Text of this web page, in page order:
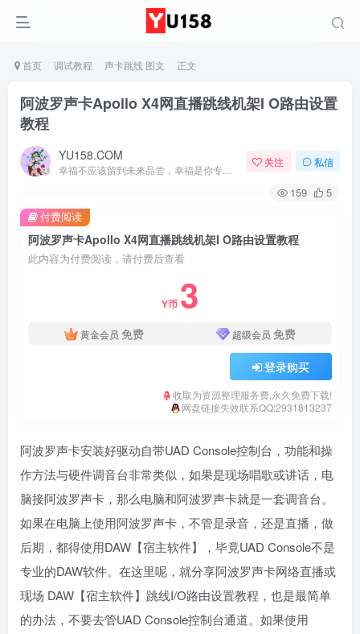
首页 调试教程 声卡跳线 图文 正文
阿波罗声卡Apollo X4网直播跳线机架I O路由设置
教程
YU158.COM 关注 私信
159 5
阿波罗声卡Apollo X4网直播跳线机架I O路由设置教程
此内容为付费阅读，请付费后查看
Y币 3
黄金会员 免费 超级会员 免费
登录购买
收取为资源整理服务费,永久免费下载!
网盘链接失效联系QQ:2931813237
付费阅读
阿波罗声卡安装好驱动自带UAD Console控制台，功能和操
作方法与硬件调音台非常类似，如果是现场唱歌或讲话，电
脑接阿波罗声卡，那么电脑和阿波罗声卡就是一套调音台。
如果在电脑上使用阿波罗声卡，不管是录音，还是直播，做
后期，都得使用DAW【宿主软件】，毕竟UAD Console不是
专业的DAW软件。在这里呢，就分享阿波罗声卡网络直播或
现场 DAW【宿主软件】跳线I/O路由设置教程，也是最简单
的办法，不要去管UAD Console控制台通道。如果使用